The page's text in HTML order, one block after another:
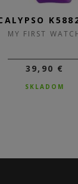
MY FIRST
39,90 €
SKLADOM